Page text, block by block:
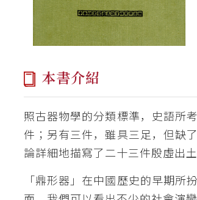
本書介紹
照古器物學的分類標準，史語所
件；另有三件，雖具三足，但缺
論詳細地描寫了二十三件殷虛出
「鼎形器」在中國歷史的早期